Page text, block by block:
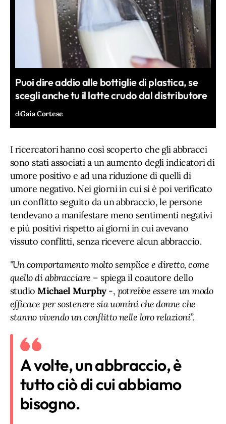
Puoi dire addio alle bottiglie di plastica, se
scegli anche tu il latte crudo dal distributore
diGaia Cortese
I ricercatori hanno così scoperto che gli abbracci
sono stati associati a un aumento degli indicatori di
umore positivo e ad una riduzione di quelli di
umore negativo. Nei giorni in cui si è poi verificato
un conflitto seguito da un abbraccio, le persone
tendevano a manifestare meno sentimenti negativi
e più positivi rispetto ai giorni in cui avevano
vissuto conflitti, senza ricevere alcun abbraccio.
"Un comportamento molto semplice e diretto, come
quello di abbracciare – spiega il coautore dello
studio Michael Murphy -, potrebbe essere un modo
efficace per sostenere sia uomini che donne che
stanno vivendo un conflitto nelle loro relazioni”.
A volte, un abbraccio, è
tutto ciò di cui abbiamo
bisogno.